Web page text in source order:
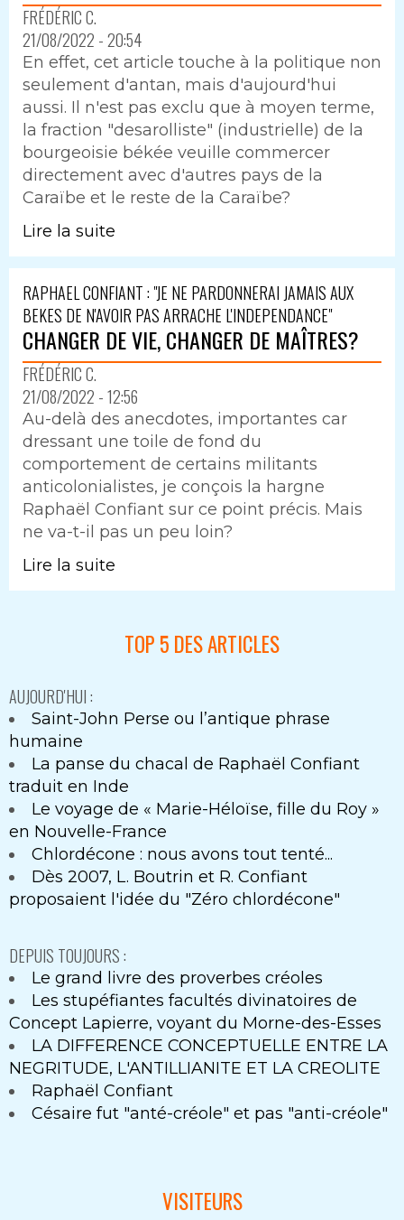
FRÉDÉRIC C.
21/08/2022 - 20:54
En effet, cet article touche à la politique non
seulement d'antan, mais d'aujourd'hui
aussi. Il n'est pas exclu que à moyen terme,
la fraction "desarolliste" (industrielle) de la
bourgeoisie békée veuille commercer
directement avec d'autres pays de la
Caraïbe et le reste de la Caraïbe?
Lire la suite
RAPHAEL CONFIANT : "JE NE PARDONNERAI JAMAIS AUX
BEKES DE N'AVOIR PAS ARRACHE L'INDEPENDANCE"
CHANGER DE VIE, CHANGER DE MAÎTRES?
FRÉDÉRIC C.
21/08/2022 - 12:56
Au-delà des anecdotes, importantes car
dressant une toile de fond du
comportement de certains militants
anticolonialistes, je conçois la hargne
Raphaël Confiant sur ce point précis. Mais
ne va-t-il pas un peu loin?
Lire la suite
TOP 5 DES ARTICLES
AUJOURD'HUI :
Saint-John Perse ou l’antique phrase
humaine
La panse du chacal de Raphaël Confiant
traduit en Inde
Le voyage de « Marie-Héloïse, fille du Roy »
en Nouvelle-France
Chlordécone : nous avons tout tenté...
Dès 2007, L. Boutrin et R. Confiant
proposaient l'idée du "Zéro chlordécone"
DEPUIS TOUJOURS :
Le grand livre des proverbes créoles
Les stupéfiantes facultés divinatoires de
Concept Lapierre, voyant du Morne-des-Esses
LA DIFFERENCE CONCEPTUELLE ENTRE LA
NEGRITUDE, L'ANTILLIANITE ET LA CREOLITE
Raphaël Confiant
Césaire fut "anté-créole" et pas "anti-créole"
VISITEURS